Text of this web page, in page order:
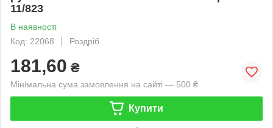
11/823
В наявності
Код: 22068
Роздріб
181,60 ₴
Мінімальна сума замовлення на сайті — 500 ₴
Купити